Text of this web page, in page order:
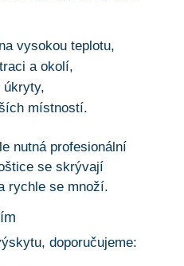
vysokou teplotu,
a okolí,
úkryty,
místností.
nutná profesionální
se skrývají
rychle se množí.
doporučujeme: